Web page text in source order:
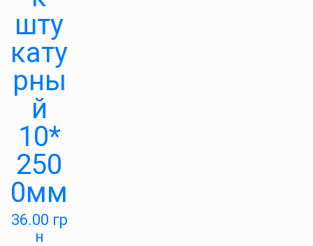
шту
кату
рны
й
10*
250
0мм
36.00 гр
н